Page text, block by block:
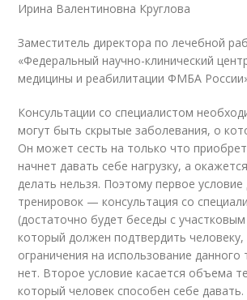
Ирина Валентиновна Круглова
Заместитель директора по лечебной
«Федеральный научно-клинический
медицины и реабилитации ФМБА
Консультации со специалистом
могут быть скрытые заболевания, о
Он может сесть на только что
начнет давать себе нагрузку, а
делать нельзя. Поэтому первое
тренировок — консультация со
(достаточно будет беседы с
который должен подтвердить человеку,
ограничения на использование данного
нет. Второе условие касается объема
который человек способен себе давать.